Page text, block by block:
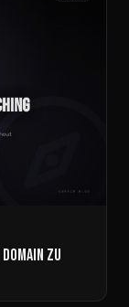
ZU